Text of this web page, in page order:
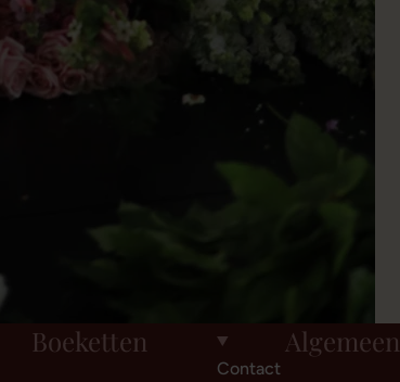
Boeketten
Contact